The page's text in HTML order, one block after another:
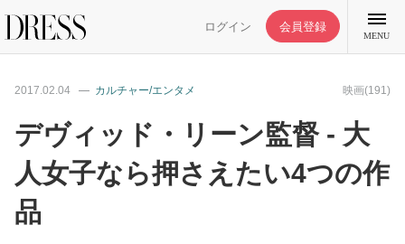
ログイン 会員登録
MENU
特集記事
2017.02.04 カルチャー/エンタメ 映画(191)
デヴィッド・リーン監督 - 大
人女子なら押さえたい4つの作
品